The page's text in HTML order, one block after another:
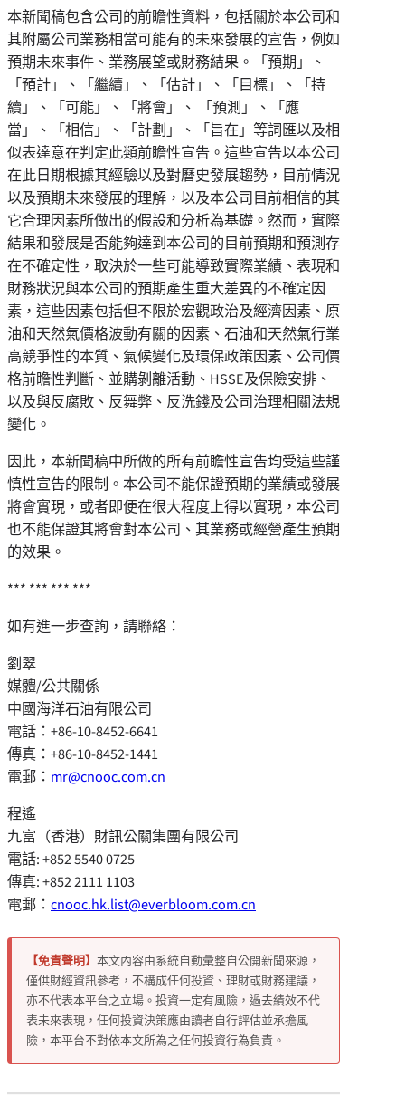
本新聞稿包含公司的前瞻性資料，包括關於本公司和
其附屬公司業務相當可能有的未來發展的宣告，例如
預期未來事件、業務展望或財務結果。「預期」、
「預計」、「繼續」、「估計」、「目標」、「持
續」、「可能」、「將會」、 「預測」、「應
當 」
、「相信」、「計劃」、「旨在」等詞匯以及相
似表達意在判定此類前瞻性宣告。這些宣告以本公司
在此日期根據其經驗以及對曆史發展趨勢，目前情況
以及預期未來發展的理解，以及本公司目前相信的其
它合理因素所做出的假設和分析為基礎。然而，實際
結果和發展是否能夠達到本公司的目前預期和預測存
在不確定性，取決於一些可能導致實際業績、表現和
財務狀況與本公司的預期產生重大差異的不確定因
素，這些因素包括但不限於宏觀政治及經濟因素、原
油和天然氣價格波動有關的因素、石油和天然氣行業
高競爭性的本質、氣候變化及環保政策因素、公司價
格前瞻性判斷、並購剝離活動、HSSE及保險安排、
以及與反腐敗、反舞弊、反洗錢及公司治理相關法規
變化。
因此，本新聞稿中所做的所有前瞻性宣告均受這些謹
慎性宣告的限制。本公司不能保證預期的業績或發展
將會實現，或者即便在很大程度上得以實現，本公司
也不能保證其將會對本公司、其業務或經營產生預期
的效果。
*** *** *** ***
如有進一步查詢，請聯絡：
劉翠
媒體/公共關係
中國海洋石油有限公司
電話：+86-10-8452-6641
傳真：+86-10-8452-1441
電郵： mr@cnooc.com.cn
程遙
九富（香港）財訊公關集團有限公司
電話: +852 5540 0725
傳真: +852 2111 1103
電郵： cnooc.hk.list@everbloom.com.cn
【免責聲明】 本文內容由系統自動彙整自公開新聞來源，
僅供財經資訊參考，不構成任何投資、理財或財務建議，
亦不代表本平台之立場。投資一定有風險，過去績效不代
表未來表現，任何投資決策應由讀者自行評估並承擔風
險，本平台不對依本文所為之任何投資行為負責。